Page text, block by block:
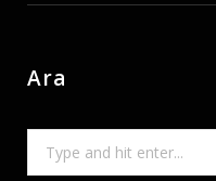
Ara
for: